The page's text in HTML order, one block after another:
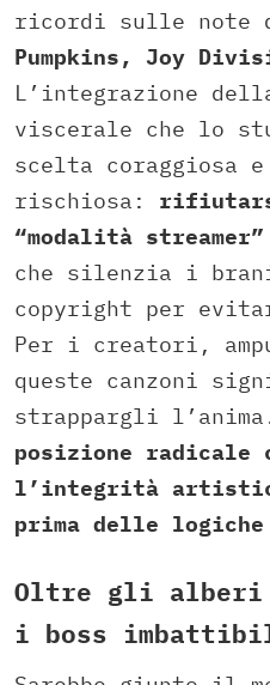
ricordi sulle note
Pumpkins, Joy
L’integrazione
viscerale che lo
scelta coraggiosa e
rischiosa:
“modalità streamer”
che silenzia i
copyright per
Per i creatori,
queste canzoni
strappargli
posizione radicale
l’integrità
prima delle
Oltre gli
i boss